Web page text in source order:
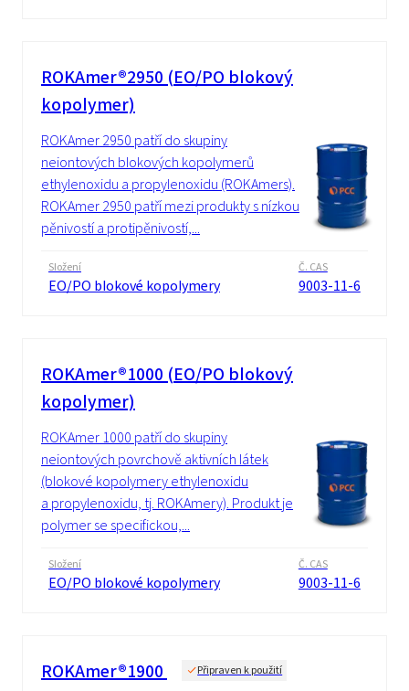
ROKAmer®2950 (EO/PO blokový
kopolymer)
ROKAmer 2950 patří do skupiny
neiontových blokových kopolymerů
ethylenoxidu a propylenoxidu (ROKAmers).
ROKAmer 2950 patří mezi produkty s nízkou
pěnivostí a protipěnivostí,...
Složení
EO/PO blokové kopolymery
Č. CAS
9003-11-6
ROKAmer®1000 (EO/PO blokový
kopolymer)
ROKAmer 1000 patří do skupiny
neiontových povrchově aktivních látek
(blokové kopolymery ethylenoxidu
a propylenoxidu, tj. ROKAmery). Produkt je
polymer se specifickou,...
Složení
EO/PO blokové kopolymery
Č. CAS
9003-11-6
ROKAmer®1900 Připraven k použití